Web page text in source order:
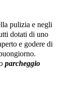
pulizia e negli
dotati di uno
e godere di
parcheggio